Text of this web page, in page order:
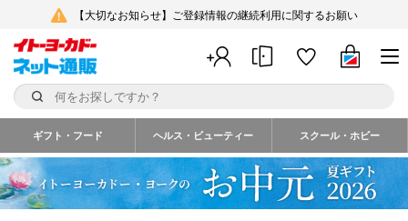
【大切なお知らせ】ご登録情報の継続利用に関するお願い
ギフト・フード ヘルス・ビューティー スクール・ホビー